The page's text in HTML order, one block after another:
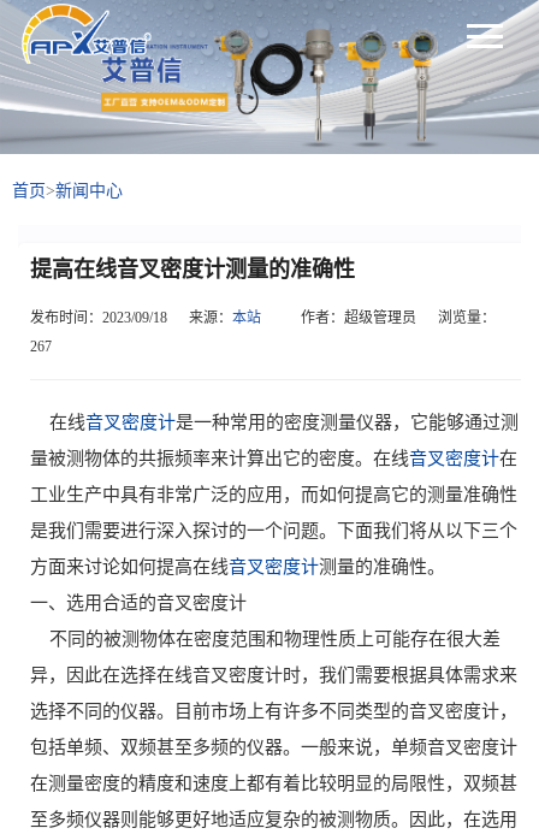
首页>新闻中心
提高在线音叉密度计测量的准确性
发布时间：2023/09/18 来源： 本站 作者：超级管理员
浏览量：
267
在线音叉密度计是一种常用的密度测量仪器，它能够通过测
量被测物体的共振频率来计算出它的密度。在线音叉密度计在
工业生产中具有非常广泛的应用，而如何提高它的测量准确性
是我们需要进行深入探讨的一个问题。下面我们将从以下三个
方面来讨论如何提高在线音叉密度计测量的准确性。
一、选用合适的音叉密度计
不同的被测物体在密度范围和物理性质上可能存在很大差
异，因此在选择在线音叉密度计时，我们需要根据具体需求来
选择不同的仪器。目前市场上有许多不同类型的音叉密度计，
包括单频、双频甚至多频的仪器。一般来说，单频音叉密度计
在测量密度的精度和速度上都有着比较明显的局限性，双频甚
至多频仪器则能够更好地适应复杂的被测物质。因此，在选用